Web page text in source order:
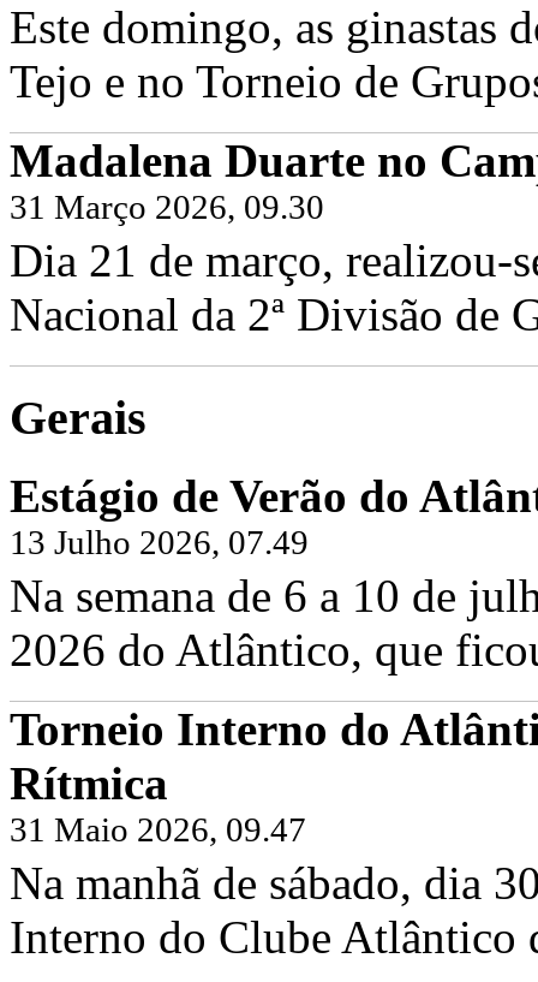
Este domingo, as ginastas
Tejo e no Torneio de
Madalena Duarte no
31 Março 2026, 09.30
Dia 21 de março, realizou-
Nacional da 2ª Divisão de
Gerais
Estágio de Verão do
13 Julho 2026, 07.49
Na semana de 6 a 10 de
2026 do Atlântico, que
Torneio Interno do
Rítmica
31 Maio 2026, 09.47
Na manhã de sábado, dia
Interno do Clube Atlântico